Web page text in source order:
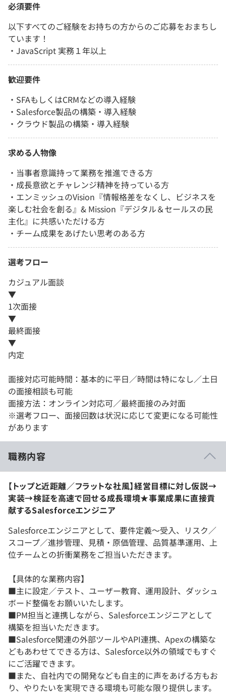
必須要件
以下すべてのご経験をお持ちの方からのご応募をおまちし
ています！
・JavaScript 実務１年以上
歓迎要件
・SFAもしくはCRMなどの導入経験
・Salesforce製品の構築・導入経験
・クラウド製品の構築・導入経験
求める人物像
・当事者意識持って業務を推進できる方
・成長意欲とチャレンジ精神を持っている方
・エンミッシュのVision『情報格差をなくし、ビジネスを
楽しむ社会を創る』& Mission『デジタル＆セールスの民
主化』に共感いただける方
・チーム成果をあげたい思考のある方
選考フロー
カジュアル面談
▼
1次面接
▼
最終面接
▼
内定
面接対応可能時間：基本的に平日／時間は特になし／土日
の面接相談も可能
面接方法：オンライン対応可／最終面接のみ対面
※選考フロー、面接回数は状況に応じて変更になる可能性
があります
職務内容
【トップと近距離／フラットな社風】経営目標に対し仮説→
実装→検証を高速で回せる成長環境★事業成果に直接貢
献するSalesforceエンジニア
Salesforceエンジニアとして、要件定義～受入、リスク／
スコープ／進捗管理、見積・原価管理、品質基準運用、上
位チームとの折衝業務をご担当いただきます。
【具体的な業務内容】
■主に設定／テスト、ユーザー教育、運用設計、ダッシュ
ボード整備をお願いいたします。
■PM担当と連携しながら、Salesforceエンジニアとして
構築を担当いただきます。
■Salesforce関連の外部ツールやAPI連携、Apexの構築な
どもあわせてできる方は、Salesforce以外の領域でもすぐ
にご活躍できます。
■また、自社内での開発なども自主的に声をあげる方もお
り、やりたいを実現できる環境も可能な限り提供します。